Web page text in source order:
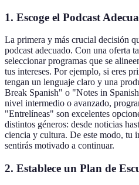
1. Escoge el Podcast
La primera y más crucial decisión
podcast adecuado. Con una oferta
seleccionar programas que se
tus intereses. Por ejemplo, si eres
tengan un lenguaje claro y una
Break Spanish" o "Notes in
nivel intermedio o avanzado,
"Entrelíneas" son excelentes
distintos géneros: desde noticias
ciencia y cultura. De este modo, tu
sentirás motivado a continuar.
2. Establece un Plan de